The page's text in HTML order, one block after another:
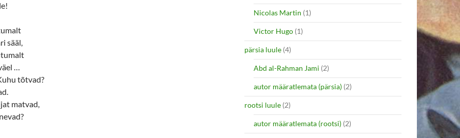
sääl,
…
tõtvad?
matvad,
Nicolas Martin (1)
Victor Hugo (1)
pärsia luule (4)
Abd al-Rahman Jami (2)
autor määratlemata (pärsia) (2)
rootsi luule (2)
autor määratlemata (rootsi) (2)